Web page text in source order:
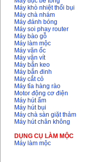
Máy khò nhiệt thổi bụi
Máy chà nhám
Máy đánh bóng
Máy soi phay router
Máy bào gỗ
Máy làm mộc
Máy vặn ốc
Máy vặn vít
Máy bắn keo
Máy bắn đinh
Máy cắt cỏ
Máy tỉa hàng rào
Motor động cơ điện
Máy hút ẩm
Máy hút bụi
Máy chà sàn giặt thảm
Máy hút chân không
DỤNG CỤ LÀM MỘC
Máy làm mộc